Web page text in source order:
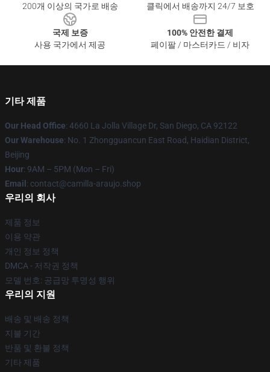
200개 이상의 국가로 배송
클릭에서 배송까지 24/7 보호
국제 보증
사용 국가에서 제공
100% 안전한 결제
페이팔 / 마스터카드 / 비자
기타 제품
Our Head Office: 4660 La Jolla Village Dr, San Diego, CA 92122
Our Warehouse: No. 1 Zhongguancun East Road, Haidian District,
Beijing
Hour: 9AM – 5PM (Mon – Fri)
Email: contact@camilla-araujo.shop
우리의 회사
제품 정보
이용 약관
개인 정보 정책
DMCA - 저작권 정책
모델 번호: 공급망 투명성 행위
우리의 지원
배송 및 배송 정책
지불 기간
반품 및 환불 정책
기타 제품